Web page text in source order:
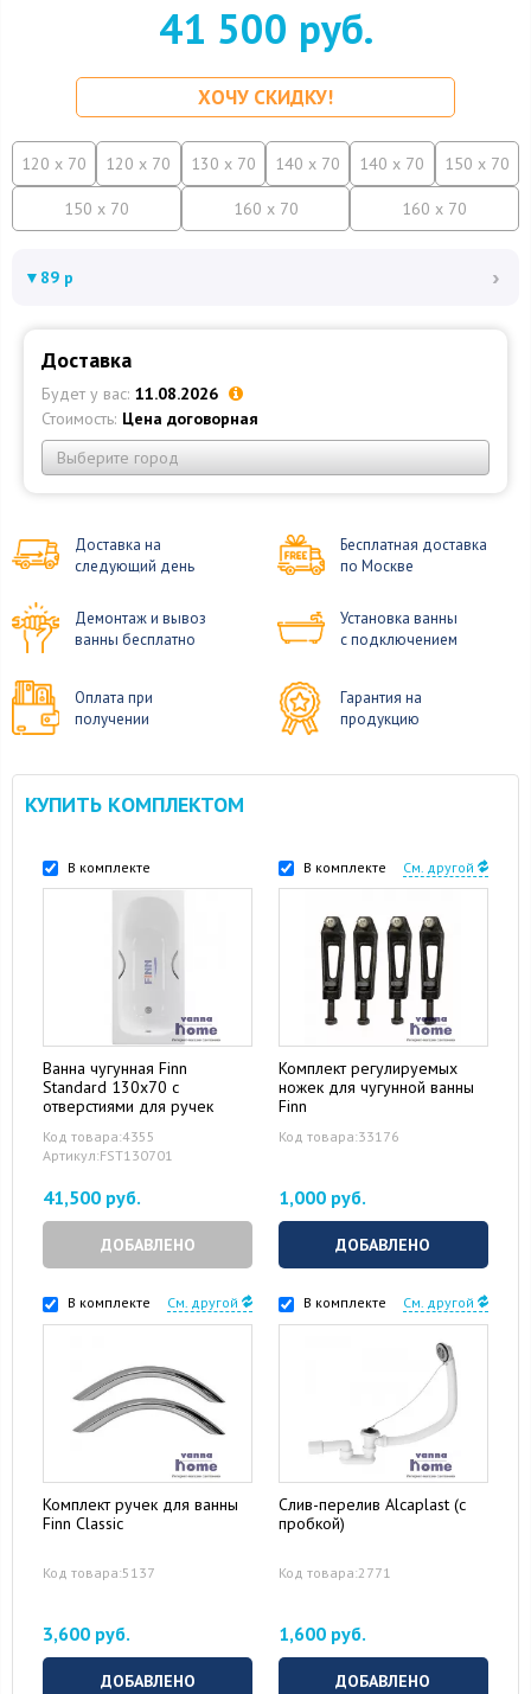
41 500 руб.
ХОЧУ СКИДКУ!
120 x 70 120 x 70 130 x 70 140 x 70 140 x 70 150 x 70
150 x 70 160 x 70 160 x 70
▼ 89 р ›
Доставка
Будет у вас: 11.08.2026
Стоимость: Цена договорная
Выберите город
Доставка на
следующий день
Бесплатная доставка
по Москве
Демонтаж и вывоз
ванны бесплатно
Установка ванны
с подключением
Оплата при
получении
Гарантия на
продукцию
КУПИТЬ КОМПЛЕКТОМ
В комплекте
Ванна чугунная Finn
Standard 130x70 с
отверстиями для ручек
Код товара:4355
Артикул:FST130701
41,500 руб.
ДОБАВЛЕНО
В комплекте См. другой
Комплект регулируемых
ножек для чугунной ванны
Finn
Код товара:33176
1,000 руб.
ДОБАВЛЕНО
В комплекте См. другой
Комплект ручек для ванны
Finn Classic
Код товара:5137
3,600 руб.
ДОБАВЛЕНО
В комплекте См. другой
Слив-перелив Alcaplast (с
пробкой)
Код товара:2771
1,600 руб.
ДОБАВЛЕНО